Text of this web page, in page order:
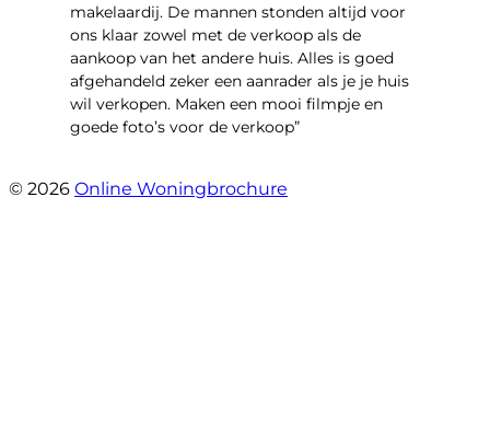
makelaardij. De mannen stonden altijd voor
ons klaar zowel met de verkoop als de
aankoop van het andere huis. Alles is goed
afgehandeld zeker een aanrader als je je huis
wil verkopen. Maken een mooi filmpje en
goede foto’s voor de verkoop”
© 2026 Online Woningbrochure